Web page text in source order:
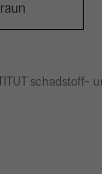
schadstoff-